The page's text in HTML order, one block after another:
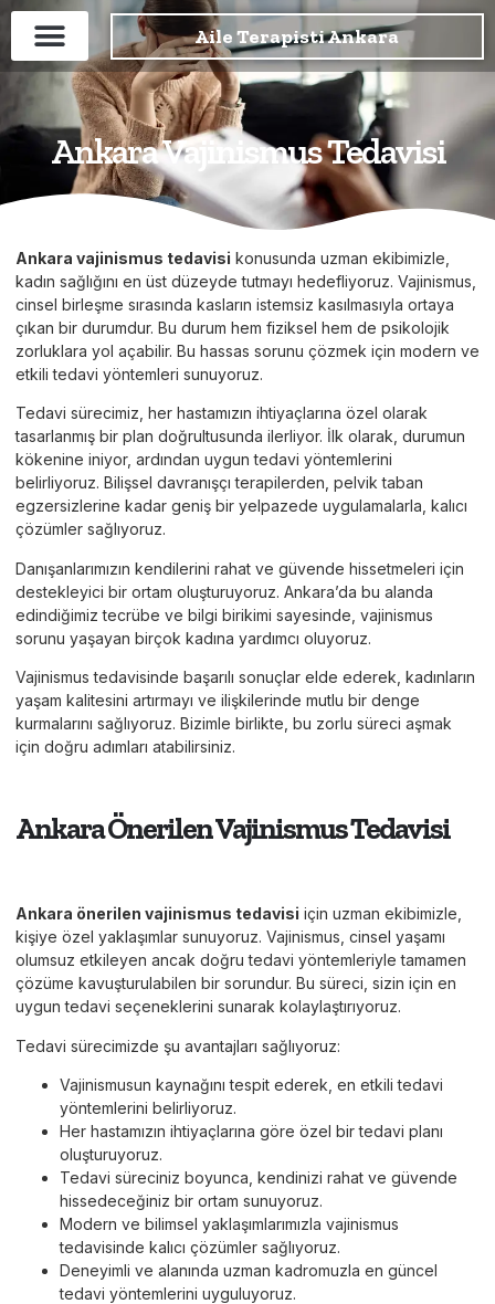
Aile Terapisti Ankara
Ankara Vajinismus Tedavisi
Ankara vajinismus tedavisi konusunda uzman ekibimizle,
kadın sağlığını en üst düzeyde tutmayı hedefliyoruz. Vajinismus,
cinsel birleşme sırasında kasların istemsiz kasılmasıyla ortaya
çıkan bir durumdur. Bu durum hem fiziksel hem de psikolojik
zorluklara yol açabilir. Bu hassas sorunu çözmek için modern ve
etkili tedavi yöntemleri sunuyoruz.
Tedavi sürecimiz, her hastamızın ihtiyaçlarına özel olarak
tasarlanmış bir plan doğrultusunda ilerliyor. İlk olarak, durumun
kökenine iniyor, ardından uygun tedavi yöntemlerini
belirliyoruz. Bilişsel davranışçı terapilerden, pelvik taban
egzersizlerine kadar geniş bir yelpazede uygulamalarla, kalıcı
çözümler sağlıyoruz.
Danışanlarımızın kendilerini rahat ve güvende hissetmeleri için
destekleyici bir ortam oluşturuyoruz. Ankara’da bu alanda
edindiğimiz tecrübe ve bilgi birikimi sayesinde, vajinismus
sorunu yaşayan birçok kadına yardımcı oluyoruz.
Vajinismus tedavisinde başarılı sonuçlar elde ederek, kadınların
yaşam kalitesini artırmayı ve ilişkilerinde mutlu bir denge
kurmalarını sağlıyoruz. Bizimle birlikte, bu zorlu süreci aşmak
için doğru adımları atabilirsiniz.
Ankara Önerilen Vajinismus Tedavisi
Ankara önerilen vajinismus tedavisi için uzman ekibimizle,
kişiye özel yaklaşımlar sunuyoruz. Vajinismus, cinsel yaşamı
olumsuz etkileyen ancak doğru tedavi yöntemleriyle tamamen
çözüme kavuşturulabilen bir sorundur. Bu süreci, sizin için en
uygun tedavi seçeneklerini sunarak kolaylaştırıyoruz.
Tedavi sürecimizde şu avantajları sağlıyoruz:
Vajinismusun kaynağını tespit ederek, en etkili tedavi
yöntemlerini belirliyoruz.
Her hastamızın ihtiyaçlarına göre özel bir tedavi planı
oluşturuyoruz.
Tedavi süreciniz boyunca, kendinizi rahat ve güvende
hissedeceğiniz bir ortam sunuyoruz.
Modern ve bilimsel yaklaşımlarımızla vajinismus
tedavisinde kalıcı çözümler sağlıyoruz.
Deneyimli ve alanında uzman kadromuzla en güncel
tedavi yöntemlerini uyguluyoruz.